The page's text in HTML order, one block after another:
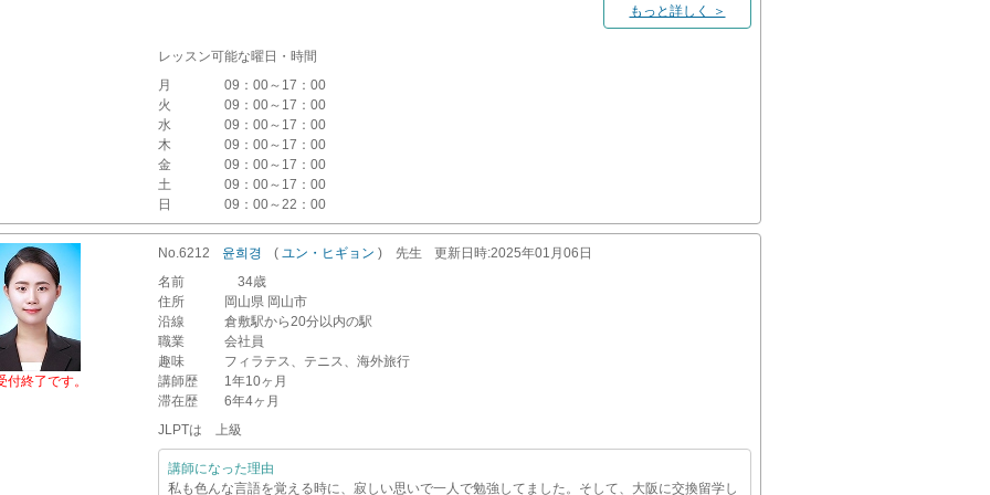
もっと詳しく ＞
レッスン可能な曜日・時間
月
09：00～17：00
火
09：00～17：00
水
09：00～17：00
木
09：00～17：00
金
09：00～17：00
土
09：00～17：00
日
09：00～22：00
終了です。
No.6212 윤희경 ( ユン・ヒギョン ) 先生 更新日時:2025年01月06日
名前
34歳
住所
岡山県 岡山市
沿線
倉敷駅から20分以内の駅
職業
会社員
趣味
フィラテス、テニス、海外旅行
講師歴
1年10ヶ月
滞在歴
6年4ヶ月
JLPTは 上級
講師になった理由
私も色んな言語を覚える時に、寂しい思いで一人で勉強してました。そして、大阪に交換留学し